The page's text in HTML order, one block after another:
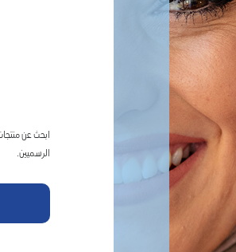
الرسميين.